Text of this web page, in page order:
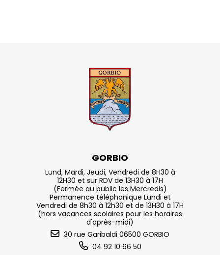
GORBIO
Lund, Mardi, Jeudi, Vendredi de 8H30 à
12H30 et sur RDV de 13H30 à 17H
(Fermée au public les Mercredis)
Permanence téléphonique Lundi et
Vendredi de 8h30 à 12h30 et de 13H30 à 17H
(hors vacances scolaires pour les horaires
d'après-midi)
30 rue Garibaldi 06500 GORBIO
04 92 10 66 50